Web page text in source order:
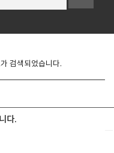
검색되었습니다.
다.